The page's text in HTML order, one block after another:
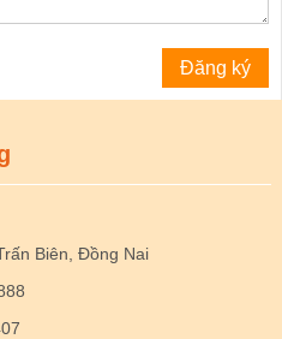
Biên, Đồng Nai